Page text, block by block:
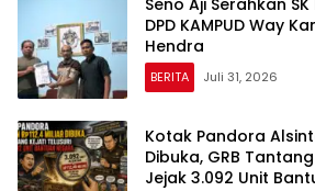
Seno Aji Serahkan
DPD KAMPUD Way
Hendra
BERITA Juli 31, 2026
Kotak Pandora
Dibuka, GRB
Jejak 3.092 Unit